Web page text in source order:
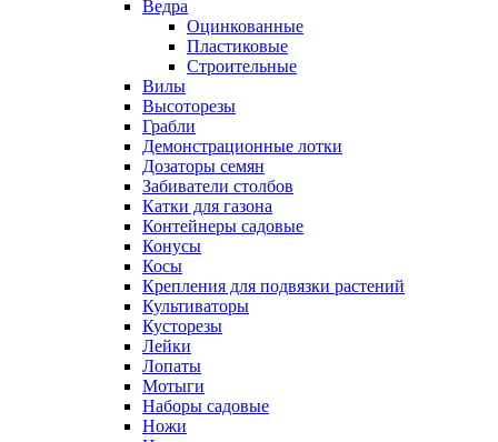
Ведра
Оцинкованные
Пластиковые
Строительные
Вилы
Высоторезы
Грабли
Демонстрационные лотки
Дозаторы семян
Забиватели столбов
Катки для газона
Контейнеры садовые
Конусы
Косы
Крепления для подвязки растений
Культиваторы
Кусторезы
Лейки
Лопаты
Мотыги
Наборы садовые
Ножи